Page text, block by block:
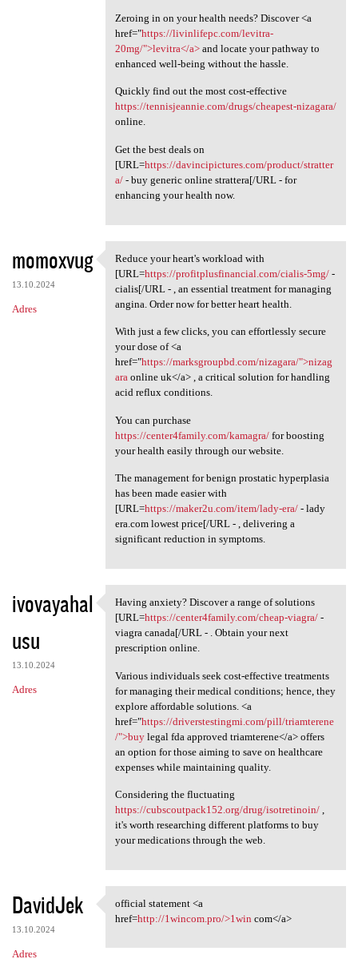
Zeroing in on your health needs? Discover <a
href="https://livinlifepc.com/levitra-
20mg/">levitra</a>and locate your pathway to
enhanced well-being without the hassle.
Quickly find out the most cost-effective
https://tennisjeannie.com/drugs/cheapest-nizagara/
online.
Get the best deals on
[URL=https://davincipictures.com/product/stratter
a/- buy generic online strattera[/URL - for
enhancing your health now.
momoxvug
13.10.2024
Adres
Reduce your heart's workload
Reduce your heart's workload with
[URL=https://profitplusfinancial.com/cialis-5mg/-
cialis[/URL - , an essential treatment for managing
angina. Order now for better heart health.
With just a few clicks, you can effortlessly secure
your dose of <a
href="https://marksgroupbd.com/nizagara/">nizag
araonline uk</a> , a critical solution for handling
acid reflux conditions.
You can purchase
https://center4family.com/kamagra/for boosting
your health easily through our website.
The management for benign prostatic hyperplasia
has been made easier with
[URL=https://maker2u.com/item/lady-era/- lady
era.com lowest price[/URL - , delivering a
significant reduction in symptoms.
ivovayahal
usu
13.10.2024
Adres
Having anxiety? Discover a
Having anxiety? Discover a range of solutions
[URL=https://center4family.com/cheap-viagra/-
viagra canada[/URL - . Obtain your next
prescription online.
Various individuals seek cost-effective treatments
for managing their medical conditions; hence, they
explore affordable solutions. <a
href="https://driverstestingmi.com/pill/triamterene
/">buylegal fda approved triamterene</a> offers
an option for those aiming to save on healthcare
expenses while maintaining quality.
Considering the fluctuating
https://cubscoutpack152.org/drug/isotretinoin/,
it's worth researching different platforms to buy
your medications through the web.
DavidJek
13.10.2024
Adres
official statement <a href
official statement <a
href=http://1wincom.pro/>1win com</a>